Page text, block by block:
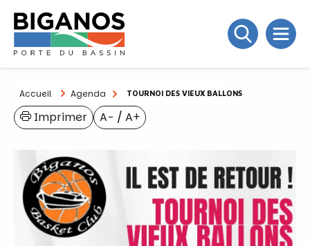
Accueil Agenda TOURNOI DES VIEUX BALLONS
A− / A+
Imprimer